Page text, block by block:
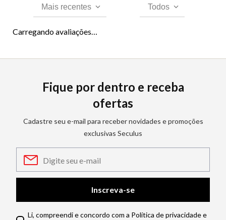
Mais recentes Todos
Carregando avaliações…
Fique por dentro e receba
ofertas
Cadastre seu e-mail para receber novidades e promoções
exclusivas Seculus
Inscreva-se
Li, compreendi e concordo com a Política de privacidade e